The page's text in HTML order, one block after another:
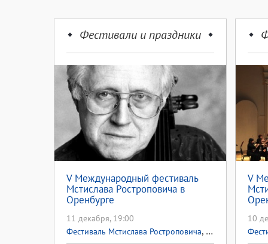
Фестивали и праздники
V Международный фестиваль
Мстислава Ростроповича в
Оренбурге
11 декабря, 19:00
Фестиваль Мстислава Ростроповича, Доступная среда
V
10